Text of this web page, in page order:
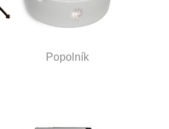
Popolník